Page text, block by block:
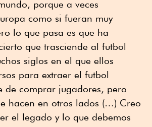
porque a veces
como si fueran muy
lo que pasa es que ha
que trasciende al futbol
siglos en el que ellos
para extraer el futbol
de comprar jugadores, pero
hacen en otros lados (…) Creo
el legado y lo que debemos